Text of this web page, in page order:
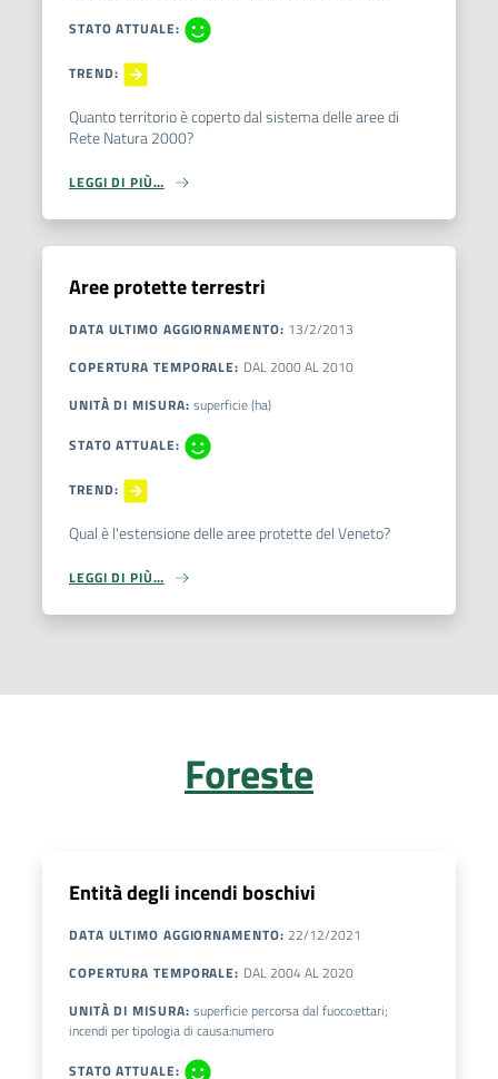
STATO ATTUALE:
TREND:
Quanto territorio è coperto dal sistema delle aree di
Rete Natura 2000?
LEGGI DI PIÙ…
Aree protette terrestri
DATA ULTIMO AGGIORNAMENTO: 13/2/2013
COPERTURA TEMPORALE: DAL 2000AL 2010
UNITÀ DI MISURA: superficie (ha)
STATO ATTUALE:
TREND:
Qual è l'estensione delle aree protette del Veneto?
LEGGI DI PIÙ…
Foreste
Entità degli incendi boschivi
DATA ULTIMO AGGIORNAMENTO: 22/12/2021
COPERTURA TEMPORALE: DAL 2004 AL 2020
UNITÀ DI MISURA: superficie percorsa dal fuoco:ettari;
incendi per tipologia di causa:numero
STATO ATTUALE: